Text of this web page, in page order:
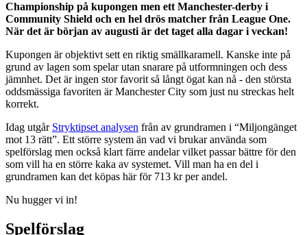
Championship på kupongen men ett Manchester-derby i
Community Shield och en hel drös matcher från League One.
När det är början av augusti är det taget alla dagar i veckan!
Kupongen är objektivt sett en riktig smällkaramell. Kanske inte på
grund av lagen som spelar utan snarare på utformningen och dess
jämnhet. Det är ingen stor favorit så långt ögat kan nå - den största
oddsmässiga favoriten är Manchester City som just nu streckas helt
korrekt.
Idag utgår Stryktipset analysen från av grundramen i “Miljongänget
mot 13 rätt”. Ett större system än vad vi brukar använda som
spelförslag men också klart färre andelar vilket passar bättre för den
som vill ha en större kaka av systemet. Vill man ha en del i
grundramen kan det köpas här för 713 kr per andel.
Nu hugger vi in!
Spelförslag